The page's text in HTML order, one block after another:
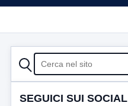
CERCA
SEGUICI SUI SOCIAL